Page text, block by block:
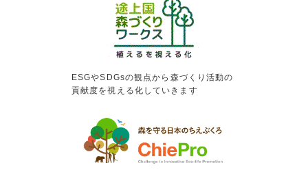
ESGやSDGsの観点から森づくり活動の
貢献度を視える化していきます